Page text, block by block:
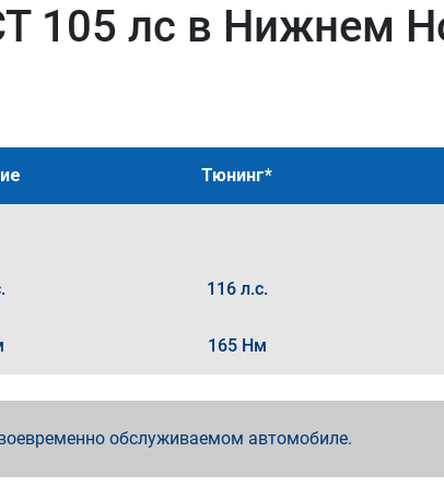
105 лс в Нижнем
Тюнинг*
116 л.с.
165 Нм
обслуживаемом автомобиле.